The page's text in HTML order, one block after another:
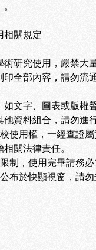
。
相關規定
研究使用，嚴禁大
全部內容，請勿流通
文字、圖表或版權
資料組合，請勿進
使用權，一經查證
關法律責任。
制，使用完畢請務必
布於快顯視窗，請勿